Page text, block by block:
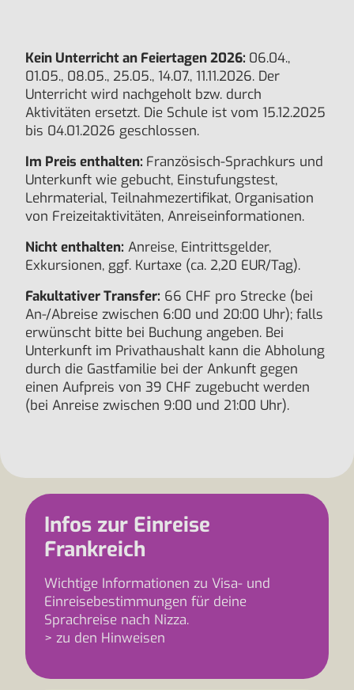
Kein Unterricht an Feiertagen 2026: 06.04.,
01.05., 08.05., 25.05., 14.07., 11.11.2026. Der
Unterricht wird nachgeholt bzw. durch
Aktivitäten ersetzt. Die Schule ist vom 15.12.2025
bis 04.01.2026 geschlossen.
Im Preis enthalten: Französisch-Sprachkurs und
Unterkunft wie gebucht, Einstufungstest,
Lehrmaterial, Teilnahmezertifikat, Organisation
von Freizeitaktivitäten, Anreiseinformationen.
Nicht enthalten: Anreise, Eintrittsgelder,
Exkursionen, ggf. Kurtaxe (ca. 2,20 EUR/Tag).
Fakultativer Transfer: 66 CHF pro Strecke (bei
An-/Abreise zwischen 6:00 und 20:00 Uhr); falls
erwünscht bitte bei Buchung angeben. Bei
Unterkunft im Privathaushalt kann die Abholung
durch die Gastfamilie bei der Ankunft gegen
einen Aufpreis von 39 CHF zugebucht werden
(bei Anreise zwischen 9:00 und 21:00 Uhr).
Infos zur Einreise
Frankreich
Wichtige Informationen zu Visa- und
Einreisebestimmungen für deine
Sprachreise nach Nizza.
> zu den Hinweisen